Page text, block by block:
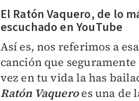
El Ratón Vaquero, de lo
escuchado en YouTube
Así es, nos referimos a esa
canción que
vez en tu vida la has
Ratón Vaqueroes una de